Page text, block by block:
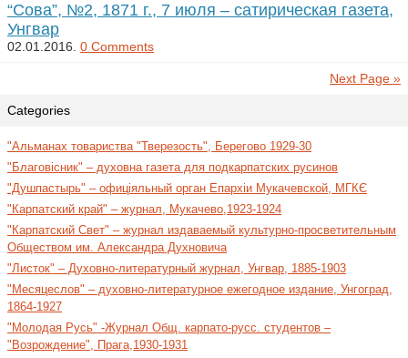
“Сова”, №2, 1871 г., 7 июля – сатирическая газета,
Унгвар
02.01.2016. 0 Comments
Next Page »
Categories
"Альманах товариства "Тверезость", Берегово 1929-30
"Благовісник" – духовна газета для подкарпатских русинов
"Душпастырь" – офиціяльный орган Епархіи Мукачевской, МГКЄ
"Карпатский край" – журнал, Мукачево,1923-1924
"Карпатский Свет" – журнал издаваемый культурно-просветительным
Обществом им. Александра Духновича
"Листок" – Духовно-литературный журнал, Унгвар, 1885-1903
"Месяцеслов" – духовно-литературное ежегодное издание, Унгоград,
1864-1927
"Молодая Русь" -Журнал Общ. карпато-русс. студентов –
"Возрождение", Прага,1930-1931